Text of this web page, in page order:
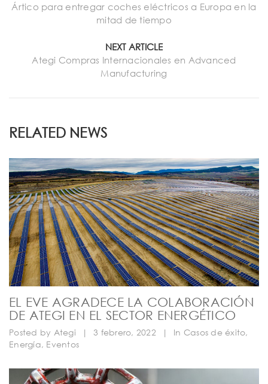
Ártico para entregar coches eléctricos a Europa en la
mitad de tiempo
NEXT ARTICLE
Ategi Compras Internacionales en Advanced
Manufacturing
RELATED NEWS
EL EVE AGRADECE LA COLABORACIÓN
DE ATEGI EN EL SECTOR ENERGÉTICO
Posted by Ategi | 3 febrero, 2022 | In Casos de éxito,
Energía, Eventos